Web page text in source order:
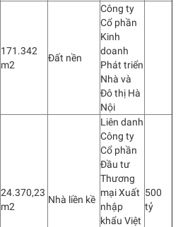
171.342
m2
Đất nền
Công ty
Cổ phần
Kinh
doanh
Phát triển
Nhà và
Đô thị Hà
Nội
24.370,23
m2
Nhà liền kề
Liên danh
Công ty
Cổ phần
Đầu tư
Thương
mại Xuất
nhập
khẩu Việt
500
tỷ